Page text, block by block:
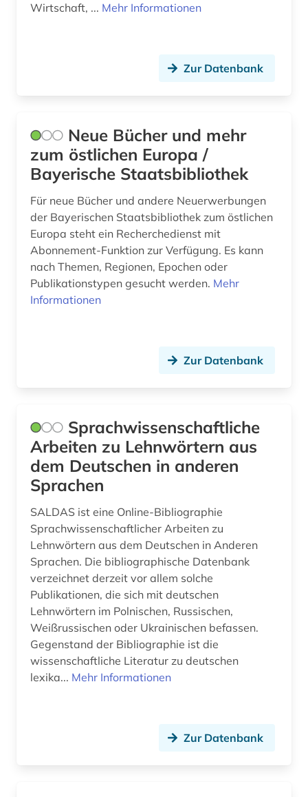
Wirtschaft, ... Mehr Informationen
Zur Datenbank
Neue Bücher und mehr
zum östlichen Europa /
Bayerische Staatsbibliothek
Für neue Bücher und andere Neuerwerbungen
der Bayerischen Staatsbibliothek zum östlichen
Europa steht ein Recherchedienst mit
Abonnement-Funktion zur Verfügung. Es kann
nach Themen, Regionen, Epochen oder
Publikationstypen gesucht werden. Mehr
Informationen
Zur Datenbank
Sprachwissenschaftliche
Arbeiten zu Lehnwörtern aus
dem Deutschen in anderen
Sprachen
SALDAS ist eine Online-Bibliographie
Sprachwissenschaftlicher Arbeiten zu
Lehnwörtern aus dem Deutschen in Anderen
Sprachen. Die bibliographische Datenbank
verzeichnet derzeit vor allem solche
Publikationen, die sich mit deutschen
Lehnwörtern im Polnischen, Russischen,
Weißrussischen oder Ukrainischen befassen.
Gegenstand der Bibliographie ist die
wissenschaftliche Literatur zu deutschen
lexika... Mehr Informationen
Zur Datenbank